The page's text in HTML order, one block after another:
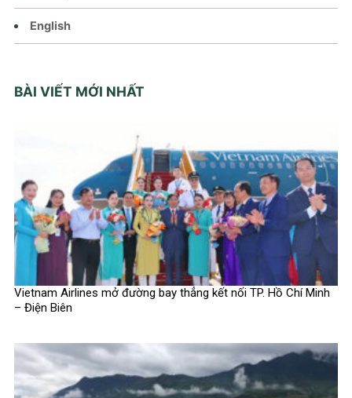
English
BÀI VIẾT MỚI NHẤT
Vietnam Airlines mở đường bay thẳng kết nối TP. Hồ Chí Minh
– Điện Biên